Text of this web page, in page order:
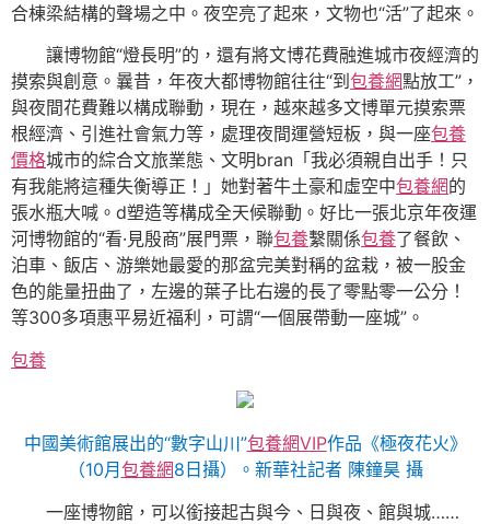
合棟梁結構的聲場之中。夜空亮了起來，文物也“活”了起來。
讓博物館“燈長明”的，還有將文博花費融進城市夜經濟的
摸索與創意。曩昔，年夜大都博物館往往“到 包養網點放工”，
與夜間花費難以構成聯動，現在，越來越多文博單元摸索票
根經濟、引進社會氣力等，處理夜間運營短板，與一座包養
價格城市的綜合文旅業態、文明bran「我必須親自出手！只
有我能將這種失衡導正！」她對著牛土豪和虛空中包養網的
張水瓶大喊。d塑造等構成全天候聯動。好比一張北京年夜運
河博物館的“看·見殷商”展門票，聯包養繫關係包養了餐飲、
泊車、飯店、游樂她最愛的那盆完美對稱的盆栽，被一股金
色的能量扭曲了，左邊的葉子比右邊的長了零點零一公分！
等300多項惠平易近福利，可謂“一個展帶動一座城”。
包養
中國美術館展出的“數字山川”包養網VIP作品《極夜花火》
（10月 包養網8日攝）。新華社記者 陳鐘昊 攝
一座博物館，可以銜接起古與今、日與夜、館與城……